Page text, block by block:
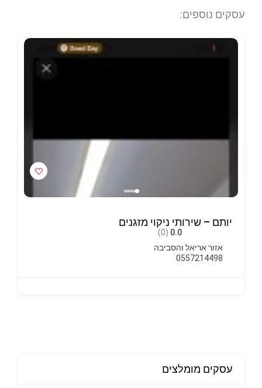
עסקים נוספים:
יותם – שירותי ניקוי מזגנים
0.0
(0)
אזור אריאל והסביבה
0557214498
עסקים מומלצים